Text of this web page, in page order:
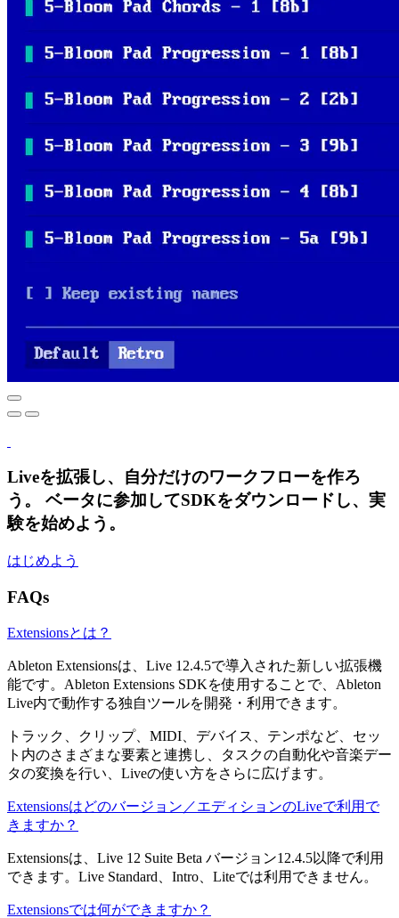
Liveを拡張し、自分だけのワークフローを作ろ
う。 ベータに参加してSDKをダウンロードし、実
験を始めよう。
はじめよう
FAQs
Extensionsとは？
Ableton Extensionsは、Live 12.4.5で導入された新しい拡張機
能です。Ableton Extensions SDKを使用することで、Ableton
Live内で動作する独自ツールを開発・利用できます。
トラック、クリップ、MIDI、デバイス、テンポなど、セッ
ト内のさまざまな要素と連携し、タスクの自動化や音楽デー
タの変換を行い、Liveの使い方をさらに広げます。
Extensionsはどのバージョン／エディションのLiveで利用で
きますか？
Extensionsは、Live 12 Suite Beta バージョン12.4.5以降で利用
できます。Live Standard、Intro、Liteでは利用できません。
Extensionsでは何ができますか？